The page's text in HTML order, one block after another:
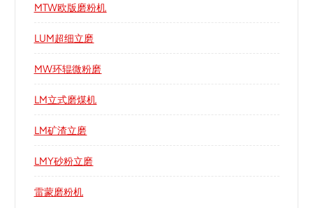
MTW欧版磨粉机
LUM超细立磨
MW环辊微粉磨
LM立式磨煤机
LM矿渣立磨
LMY砂粉立磨
雷蒙磨粉机